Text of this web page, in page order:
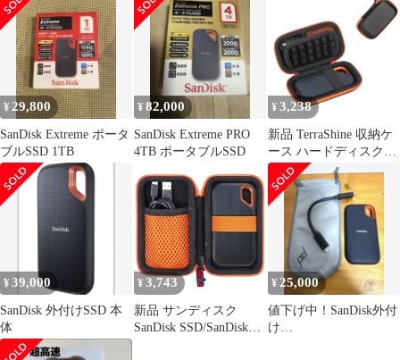
外付け専用収納ケース
EVA耐衝撃撥水 SDカー
ドホルダー 保護バッグ
オレンジ
¥ 29,800
SanDisk Extreme ポータ
ブルSSD 1TB
¥82,000
SanDisk Extreme PRO
4TB ポータブルSSD
¥ 3,238
新品 TerraShine 収納ケ
ース ハードディスク収
納 防振耐圧 ハードディ
スク保護ケース
SanDisk SSD/SanDisk
E60/E80//E81に適用 専
用収納ケース (オレン
ジブラック)
¥39,000
SanDisk 外付けSSD 本
体
¥ 3,743
新品 サンディスク
SanDisk SSD/SanDisk
¥ 25,000
値下げ中！SanDisk外付
け